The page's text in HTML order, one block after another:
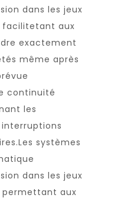
dans les jeux
facilitetant aux
exactement
même après
continuité
les
systèmes
dans les jeux
permettant aux